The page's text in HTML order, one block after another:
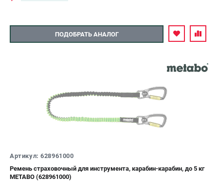
ПОДОБРАТЬ АНАЛОГ
Артикул: 628961000
Ремень страховочный для инструмента, карабин-карабин, до 5 кг
METABO (628961000)